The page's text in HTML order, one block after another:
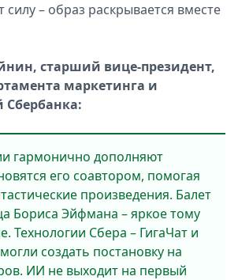
силу – образ раскрывается вместе
старший вице-президент,
маркетинга и
гармонично дополняют
его соавтором, помогая
произведения. Балет
Бориса Эйфмана – яркое тому
Технологии Сбера – ГигаЧат и
создать постановку на
ИИ не выходит на первый